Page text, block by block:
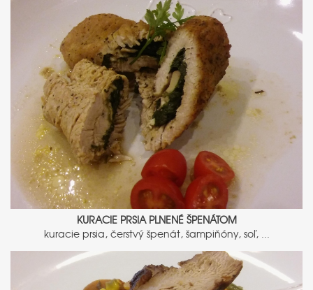
KURACIE PRSIA PLNENÉ ŠPENÁTOM
kuracie prsia, čerstvý špenát, šampiňóny, soľ, ...